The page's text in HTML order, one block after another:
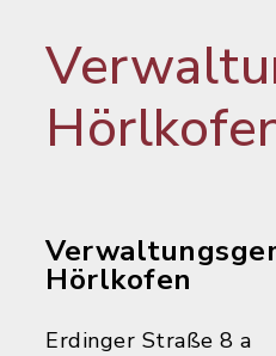
Hörlkofen
Erdinger Straße 8 a